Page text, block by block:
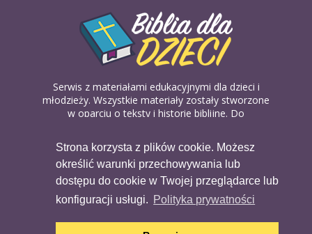
Strona korzysta z plików cookie. Możesz
określić warunki przechowywania lub
dostępu do cookie w Twojej przeglądarce lub
konfiguracji usługi. Polityka prywatności
Serwis z materiałami edukacyjnymi dla dzieci i
młodzieży. Wszystkie materiały zostały stworzone
w oparciu o teksty i historie biblijne. Do
biblijnych. Można je pobierać, drukować i
udostępniać bez żadnych opłat. Materiałów
dostępnych na serwisie nie można wykorzystywać
w celach komercyjnych.